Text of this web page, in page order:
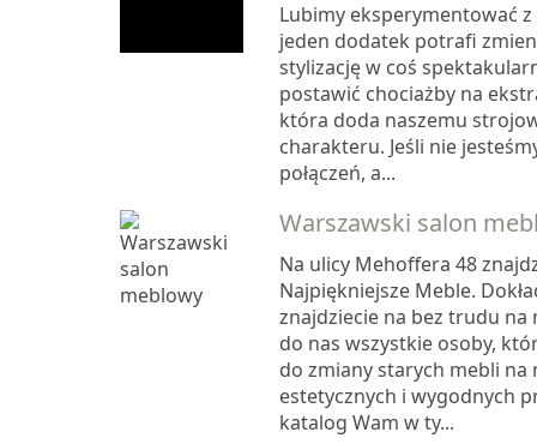
Lubimy eksperymentować z
jeden dodatek potrafi
stylizację w coś
postawić chociażby na
która doda naszemu
charakteru. Jeśli nie
połączeń, a...
Warszawski salon
Na ulicy Mehoffera 48
Najpiękniejsze Meble.
znajdziecie na bez trudu na
do nas wszystkie osoby,
do zmiany starych mebli na
estetycznych i wygodnych
katalog Wam w ty...